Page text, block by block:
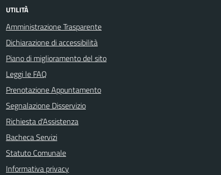
UTILITÀ
Amministrazione Trasparente
Dichiarazione di accessibilità
Piano di miglioramento del sito
Leggi le FAQ
Prenotazione Appuntamento
Segnalazione Disservizio
Richiesta d'Assistenza
Bacheca Servizi
Statuto Comunale
Informativa privacy